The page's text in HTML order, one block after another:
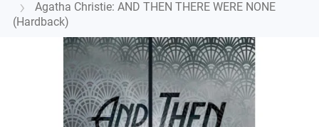
Agatha Christie: AND THEN THERE WERE NONE
(Hardback)